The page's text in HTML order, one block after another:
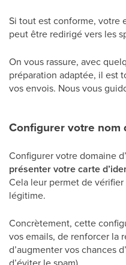
Si tout est conforme, votre
peut être redirigé vers les
On vous rassure, avec
préparation adaptée, il est
vos envois. Nous vous
Configurer votre nom
Configurer votre domaine
présenter votre carte
Cela leur permet de
légitime.
Concrètement, cette
vos emails, de renforcer la
d’augmenter vos chances